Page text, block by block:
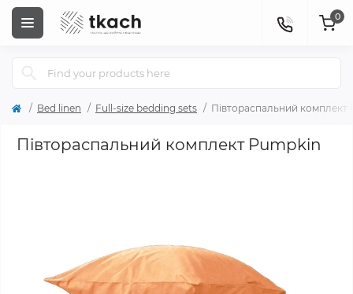
0
Bed linen Full-size bedding sets Півтораспальний комплект
Півтораспальний комплект Pumpkin